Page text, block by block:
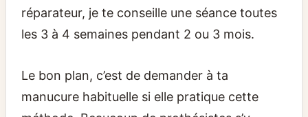
réparateur, je te conseille une séance toutes
les 3 à 4 semaines pendant 2 ou 3 mois.
Le bon plan, c’est de demander à ta
manucure habituelle si elle pratique cette